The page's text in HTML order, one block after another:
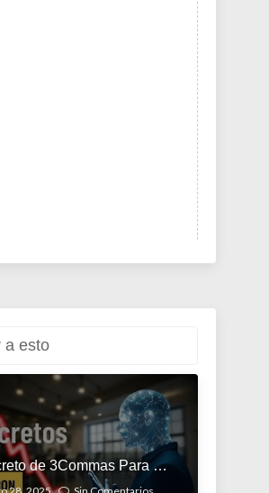
a esto
El Secreto de 3Commas Para Probar Tu Bot DCA Gratis